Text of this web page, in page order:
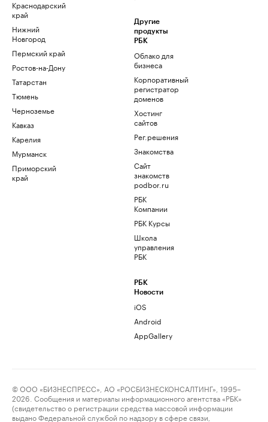
Краснодарский
край
Нижний
Новгород
Пермский край
Ростов-на-Дону
Татарстан
Тюмень
Черноземье
Кавказ
Карелия
Мурманск
Приморский
край
Другие
продукты
РБК
Облако для
бизнеса
Корпоративный
регистратор
доменов
Хостинг
сайтов
Рег.решения
Знакомства
Сайт
знакомств
podbor.ru
РБК
Компании
РБК Курсы
Школа
управления
РБК
РБК
Новости
iOS
Android
AppGallery
© ООО «БИЗНЕСПРЕСС», АО «РОСБИЗНЕСКОНСАЛТИНГ», 1995–
2026. Сообщения и материалы информационного агентства «РБК»
(свидетельство о регистрации средства массовой информации
выдано Федеральной службой по надзору в сфере связи,